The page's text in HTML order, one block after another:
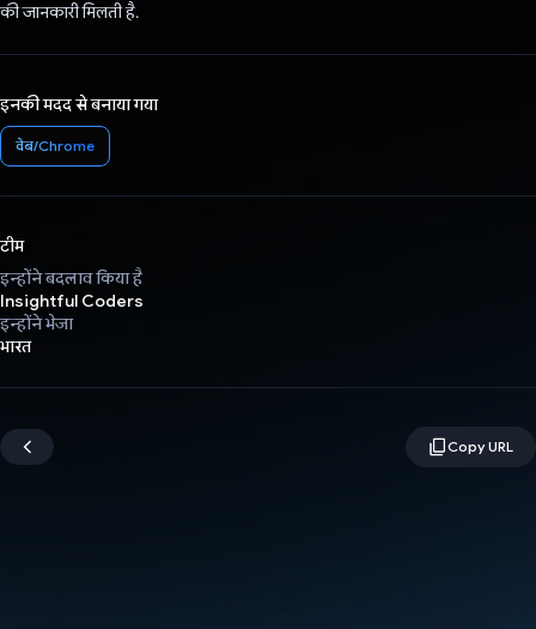
की जानकारी मिलती है.
इनकी मदद से बनाया गया
वेब/Chrome
टीम
इन्होंने बदलाव किया है
Insightful Coders
इन्होंने भेजा
भारत